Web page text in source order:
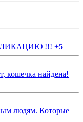
!!! +5
кошечка найдена!
людям. Которые